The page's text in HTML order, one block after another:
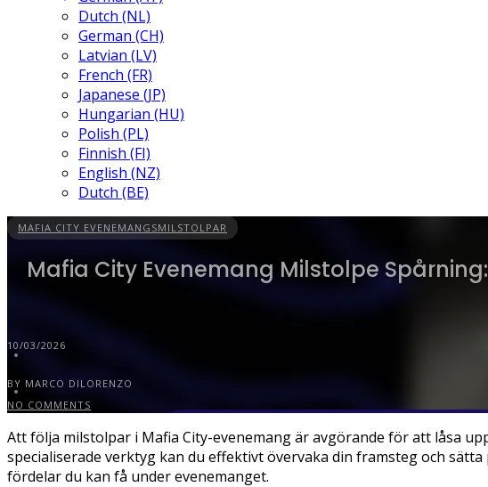
Dutch (NL)
German (CH)
Latvian (LV)
French (FR)
Japanese (JP)
Hungarian (HU)
Polish (PL)
Finnish (FI)
English (NZ)
Dutch (BE)
MAFIA CITY EVENEMANGSMILSTOLPAR
Mafia City Evenemang Milstolpe
10/03/2026
BY MARCO DILORENZO
NO COMMENTS
Att följa milstolpar i Mafia City-evenemang är avgörande för att låsa
specialiserade verktyg kan du effektivt övervaka din framsteg och
fördelar du kan få under evenemanget.